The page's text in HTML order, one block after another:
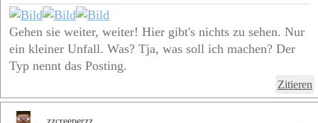
Gehen sie weiter, weiter! Hier gibt's nichts zu sehen. Nur
ein kleiner Unfall. Was? Tja, was soll ich machen? Der
Typ nennt das Posting.
Zitieren